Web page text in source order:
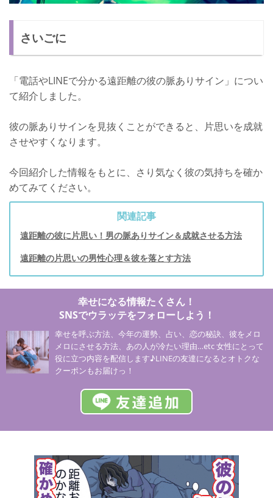
さいごに
「電話やLINEで分かる遠距離の彼の脈ありサイン」につい
て紹介しました。
彼の脈ありサインを見抜くことができると、片思いを成就
させやすくなります。
今回紹介した情報をもとに、さり気なく彼の気持ちを確か
めてみてください。
関連記事
遠距離の彼に片思い！男の脈ありサイン＆成就させる方法
遠距離の片思いの男性心理＆彼を落とす方法
幸せになる情報たくさん！
SNSでウラッテをフォローしよう！
幸せを呼ぶ方法、今年の運勢、占い、恋の秘訣、彼をメロ
メロにさせる方法、あの人が冷たい理由…etc 女性にとって
役に立つ内容を配信します♪LINEの友達になるとオトクな
クーポンもお届けっ！